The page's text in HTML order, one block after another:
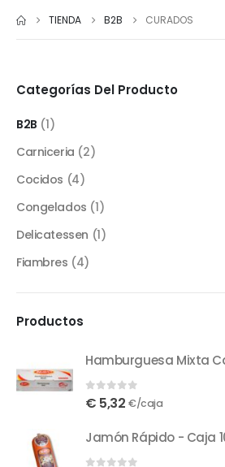
TIENDA B2B CURADOS
Categorías Del Producto
B2B (1)
Carniceria (2)
Cocidos (4)
Congelados (1)
Delicatessen (1)
Fiambres (4)
Productos
0out of 5
€ 5,32 €/caja